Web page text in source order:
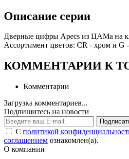
Описание серии
Дверные цифры Apecs из ЦАМа на
Ассортимент цветов: CR - хром и G -
КОММЕНТАРИИ К
Комментарии
Загрузка комментариев...
Подпишитесь на новости
С политикой
соглашением ознакомлен(а).
О компании